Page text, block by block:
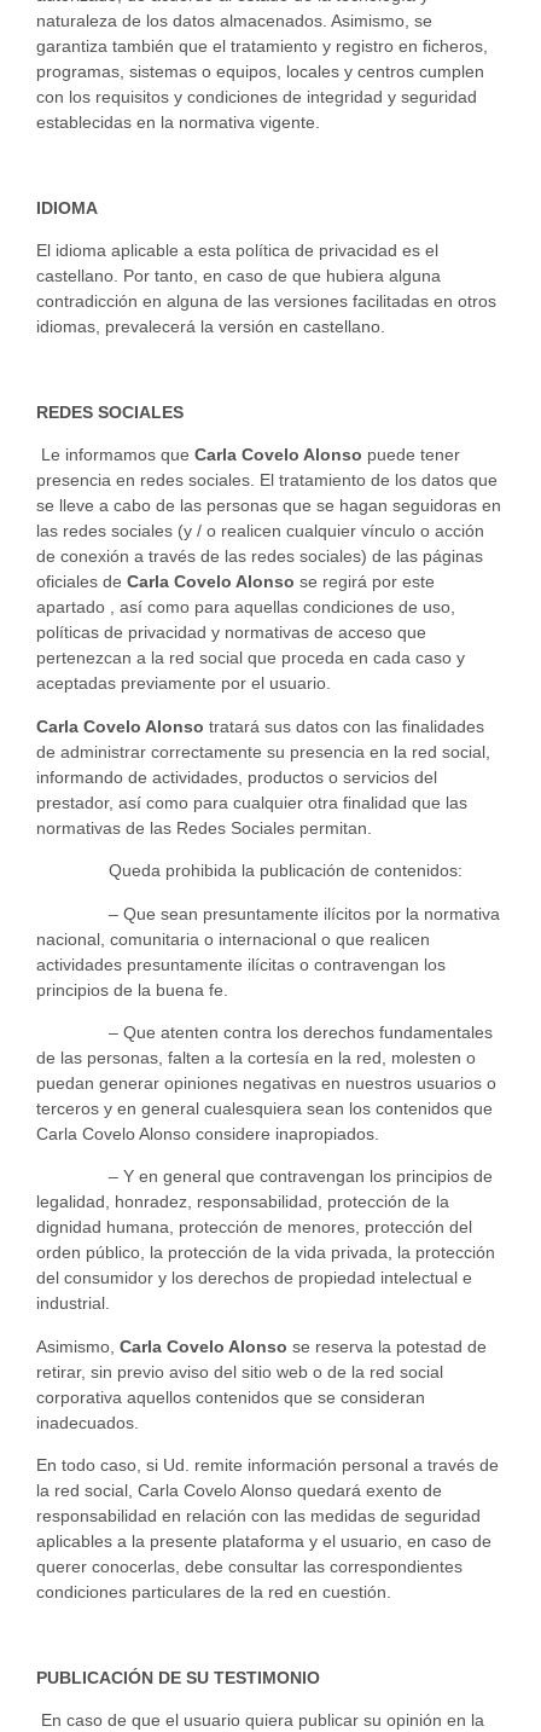
naturaleza de los datos almacenados. Asimismo, se
garantiza también que el tratamiento y registro en ficheros,
programas, sistemas o equipos, locales y centros cumplen
con los requisitos y condiciones de integridad y seguridad
establecidas en la normativa vigente.
IDIOMA
El idioma aplicable a esta política de privacidad es el
castellano. Por tanto, en caso de que hubiera alguna
contradicción en alguna de las versiones facilitadas en otros
idiomas, prevalecerá la versión en castellano.
REDES SOCIALES
Le informamos que Carla Covelo Alonso puede tener
presencia en redes sociales. El tratamiento de los datos que
se lleve a cabo de las personas que se hagan seguidoras en
las redes sociales (y / o realicen cualquier vínculo o acción
de conexión a través de las redes sociales) de las páginas
oficiales de Carla Covelo Alonso se regirá por este
apartado , así como para aquellas condiciones de uso,
políticas de privacidad y normativas de acceso que
pertenezcan a la red social que proceda en cada caso y
aceptadas previamente por el usuario.
Carla Covelo Alonso tratará sus datos con las finalidades
de administrar correctamente su presencia en la red social,
informando de actividades, productos o servicios del
prestador, así como para cualquier otra finalidad que las
normativas de las Redes Sociales permitan.
Queda prohibida la publicación de contenidos:
– Que sean presuntamente ilícitos por la normativa
nacional, comunitaria o internacional o que realicen
actividades presuntamente ilícitas o contravengan los
principios de la buena fe.
– Que atenten contra los derechos fundamentales
de las personas, falten a la cortesía en la red, molesten o
puedan generar opiniones negativas en nuestros usuarios o
terceros y en general cualesquiera sean los contenidos que
Carla Covelo Alonso considere inapropiados.
– Y en general que contravengan los principios de
legalidad, honradez, responsabilidad, protección de la
dignidad humana, protección de menores, protección del
orden público, la protección de la vida privada, la protección
del consumidor y los derechos de propiedad intelectual e
industrial.
Asimismo, Carla Covelo Alonso se reserva la potestad de
retirar, sin previo aviso del sitio web o de la red social
corporativa aquellos contenidos que se consideran
inadecuados.
En todo caso, si Ud. remite información personal a través de
la red social, Carla Covelo Alonso quedará exento de
responsabilidad en relación con las medidas de seguridad
aplicables a la presente plataforma y el usuario, en caso de
querer conocerlas, debe consultar las correspondientes
condiciones particulares de la red en cuestión.
PUBLICACIÓN DE SU TESTIMONIO
En caso de que el usuario quiera publicar su opinión en la